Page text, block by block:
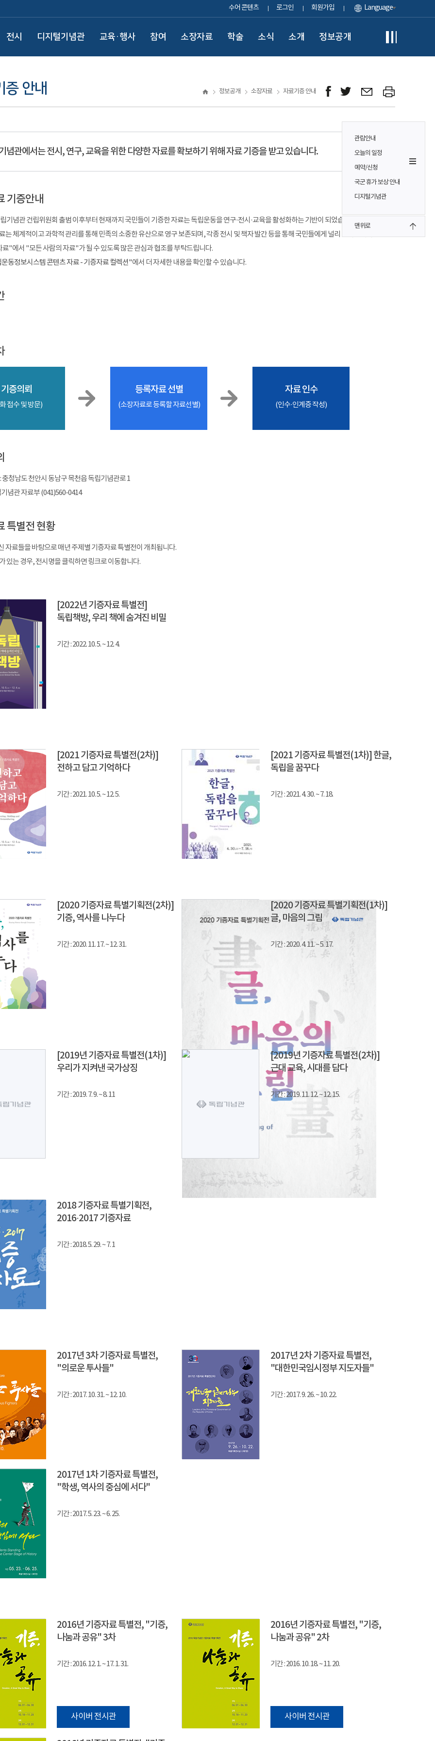
수어 콘텐츠 로그인 회원가입 Language
전시 디지털기념관 교육·행사 참여 소장자료 학술 소식 소개 정보공개
관람안내
오늘의 일정
예약/신청
국군 휴가 보상 안내
디지털기념관
맨위로
증 안내 정보공개 소장자료 자료기증 안내
념관에서는 전시, 연구, 교육을 위한 다양한 자료를 확보하기 위해 자료 기증을 받고 있습니다.
기증안내
기념관 건립위원회 출범 이후부터 현재까지 국민들이 기증한 자료는 독립운동을 연구·전시·교육을 활성화하는 기반이 되었습니다.
는 체계적이고 과학적 관리를 통해 민족의 소중한 유산으로 영구 보존되며, 각종 전시 및 책자 발간 등을 통해 국민들에게 널리 알려집니다.
"에서 "모든 사람의 자료"가 될 수 있도록 많은 관심과 협조를 부탁드립니다.
동정보시스템 콘텐츠 자료 - 기증자료 컬렉션"에서 더 자세한 내용을 확인할 수 있습니다.
기증의뢰
접수 및 방문)
등록자료 선별
(소장자료로 등록할 자료선별)
자료 인수
(인수·인계증 작성)
충청남도 천안시 동남구 목천읍 독립기념관로 1
기념관 자료부 (041)560-0414
특별전 현황
자료들을 바탕으로 매년 주제별 기증자료 특별전이 개최됩니다.
있는 경우, 전시명을 클릭하면 링크로 이동합니다.
[2022년 기증자료 특별전]
독립책방, 우리 책에 숨겨진 비밀
기간 : 2022. 10. 5. ~ 12. 4.
[2021 기증자료 특별전(2차)]
전하고 담고 기억하다
기간 : 2021. 10. 5. ~ 12. 5.
[2021 기증자료 특별전(1차)] 한글,
독립을 꿈꾸다
기간 : 2021. 4. 30. ~ 7. 18.
[2020 기증자료 특별기획전(2차)]
기증, 역사를 나누다
기간 : 2020. 11. 17. ~ 12. 31.
[2020 기증자료 특별기획전(1차)]
글, 마음의 그림
기간 : 2020. 4. 11. ~ 5. 17.
[2019년 기증자료 특별전(1차)]
우리가 지켜낸 국가상징
기간 : 2019. 7. 9. ~ 8. 11
[2019년 기증자료 특별전(2차)]
근대 교육, 시대를 담다
기간 : 2019. 11. 12. ~ 12. 15.
2018 기증자료 특별기획전,
2016·2017 기증자료
기간 : 2018. 5. 29. ~ 7. 1
2017년 3차 기증자료 특별전,
"의로운 투사들"
기간 : 2017. 10. 31. ~ 12. 10.
2017년 2차 기증자료 특별전,
"대한민국임시정부 지도자들"
기간 : 2017. 9. 26. ~ 10. 22.
2017년 1차 기증자료 특별전,
"학생, 역사의 중심에 서다"
기간 : 2017. 5. 23. ~ 6. 25.
2016년 기증자료 특별전, "기증,
나눔과 공유" 3차
기간 : 2016. 12. 1. ~ 17. 1. 31.
사이버 전시관
2016년 기증자료 특별전, "기증,
나눔과 공유" 2차
기간 : 2016. 10. 18. ~ 11. 20.
사이버 전시관